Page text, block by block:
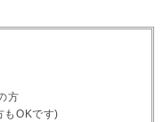
方
もOKです)